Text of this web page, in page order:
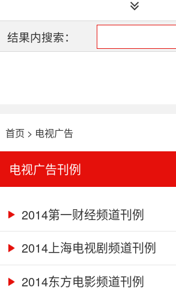
站）
四川
辽宁
山西
海南 陕西
结果内搜索：
首页 > 电视广告
电视广告刊例
2014第一财经频道刊例
2014上海电视剧频道刊例
2014东方电影频道刊例